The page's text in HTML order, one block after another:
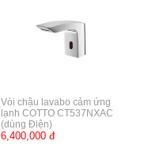
Vòi chậu lavabo cảm ứng
lạnh COTTO CT537NXAC
(dùng Điện)
6,400,000 đ